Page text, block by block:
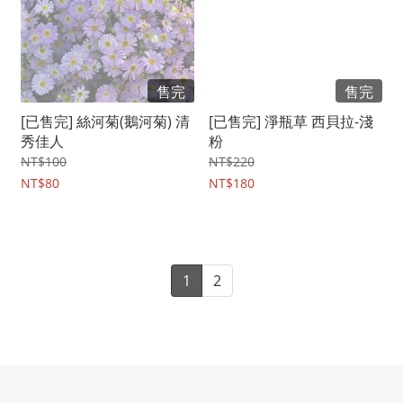
售完
[已售完] 絲河菊(鵝河菊) 清
秀佳人
NT$100
NT$80
售完
[已售完] 淨瓶草 西貝拉-淺
粉
NT$220
NT$180
1 2